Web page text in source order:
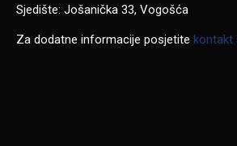
Sjedište: Jošanička 33, Vogošća
Za dodatne informacije posjetite kontakt